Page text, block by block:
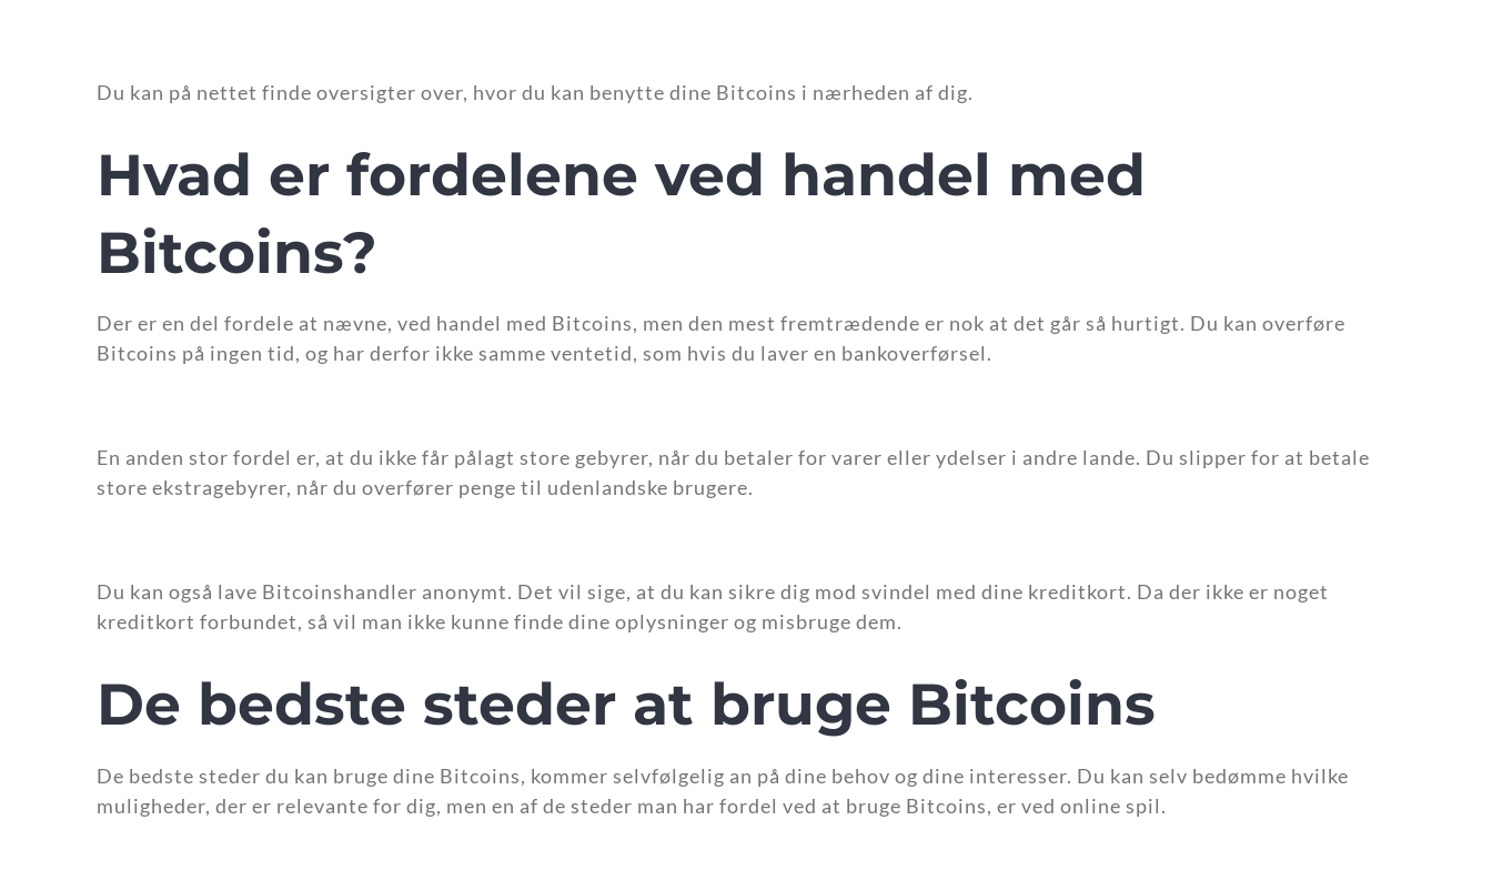
Du kan på nettet finde oversigter over, hvor du kan benytte dine Bitcoins i nærheden af dig.
Hvad er fordelene ved handel med
Bitcoins?
Der er en del fordele at nævne, ved handel med Bitcoins, men den mest fremtrædende er nok at det går så hurtigt. Du kan overføre
Bitcoins på ingen tid, og har derfor ikke samme ventetid, som hvis du laver en bankoverførsel.
En anden stor fordel er, at du ikke får pålagt store gebyrer, når du betaler for varer eller ydelser i andre lande. Du slipper for at betale
store ekstragebyrer, når du overfører penge til udenlandske brugere.
Du kan også lave Bitcoinshandler anonymt. Det vil sige, at du kan sikre dig mod svindel med dine kreditkort. Da der ikke er noget
kreditkort forbundet, så vil man ikke kunne finde dine oplysninger og misbruge dem.
De bedste steder at bruge Bitcoins
De bedste steder du kan bruge dine Bitcoins, kommer selvfølgelig an på dine behov og dine interesser. Du kan selv bedømme hvilke
muligheder, der er relevante for dig, men en af de steder man har fordel ved at bruge Bitcoins, er ved online spil.